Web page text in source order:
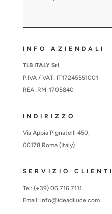
INFO AZIENDALI
TLB ITALY Srl
P.IVA / VAT: IT17245551001
REA: RM-1705840
INDIRIZZO
Via Appia Pignatelli 450,
00178 Roma (Italy)
SERVIZIO CLIENTI
Tel: (+39) 06 716 7111
Email: info@ideadiluce.com